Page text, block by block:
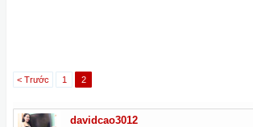
< Trước 1 2
davidcao3012